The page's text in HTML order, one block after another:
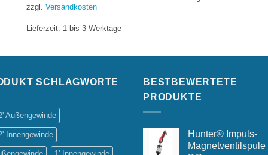
zzgl. Versandkosten
Lieferzeit: 1 bis 3 Werktage
SCHLAGWORTE
Außengewinde
Innengewinde
BESTBEWERTETE
PRODUKTE
Hunter® Impuls-
Magnetventilspule